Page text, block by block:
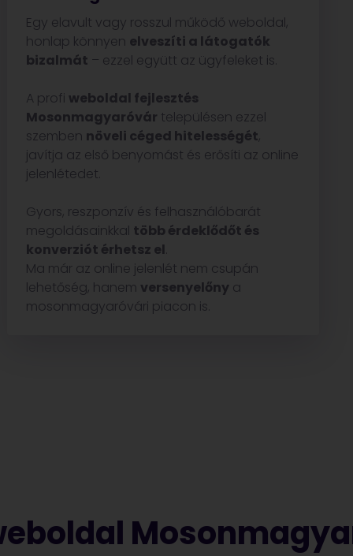
Egy elavult vagy rosszul működő weboldal,
honlap könnyen elveszíti a látogatók
bizalmát – ezzel együtt az ügyfeleket is.
A profi weboldal fejlesztés
Mosonmagyaróvár településen ezzel
szemben növeli céged hitelességét,
javítja az első benyomást és erősíti az online
jelenlétedet.
Gyors, reszponzív és felhasználóbarát
megoldásainkkal több érdeklődőt és
konverziót érhetsz el
Ma már az online jelenlét nem csupán
lehetőség, hanem versenyelőny a
mosonmagyaróvári piacon is.